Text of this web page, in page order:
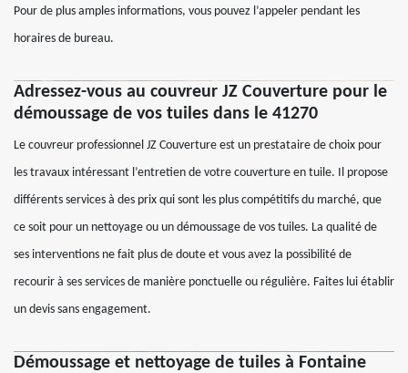
Pour de plus amples informations, vous pouvez l’appeler pendant les
horaires de bureau.
Adressez-vous au couvreur JZ Couverture pour le
démoussage de vos tuiles dans le 41270
Le couvreur professionnel JZ Couverture est un prestataire de choix pour
les travaux intéressant l’entretien de votre couverture en tuile. Il propose
différents services à des prix qui sont les plus compétitifs du marché, que
ce soit pour un nettoyage ou un démoussage de vos tuiles. La qualité de
ses interventions ne fait plus de doute et vous avez la possibilité de
recourir à ses services de manière ponctuelle ou régulière. Faites lui établir
un devis sans engagement.
Démoussage et nettoyage de tuiles à Fontaine